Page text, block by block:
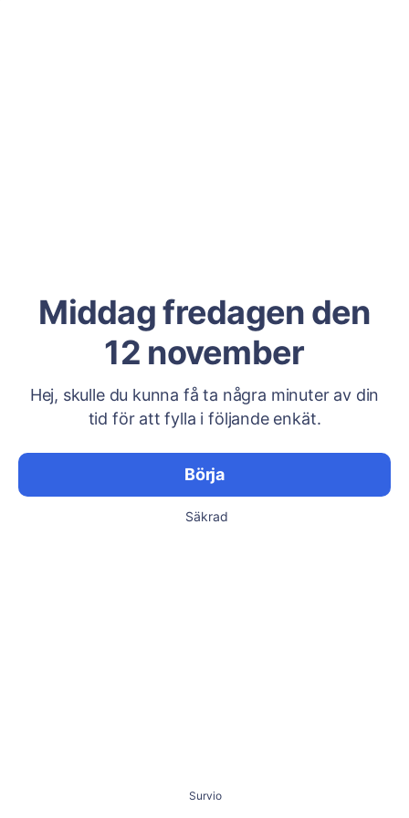
Middag fredagen den
12 november
Hej, skulle du kunna få ta några minuter av din
tid för att fylla i följande enkät.
Börja
Säkrad
Survio